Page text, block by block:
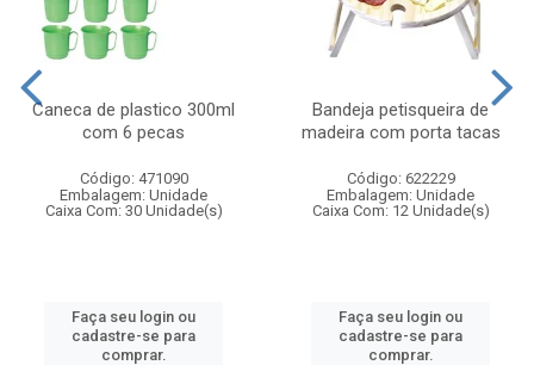
Caneca de plastico 300ml
com 6 pecas
Código: 471090
Embalagem: Unidade
Caixa Com: 30 Unidade(s)
Faça seu login ou
cadastre-se para
comprar.
Bandeja petisqueira de
madeira com porta tacas
Código: 622229
Embalagem: Unidade
Caixa Com: 12 Unidade(s)
Faça seu login ou
cadastre-se para
comprar.